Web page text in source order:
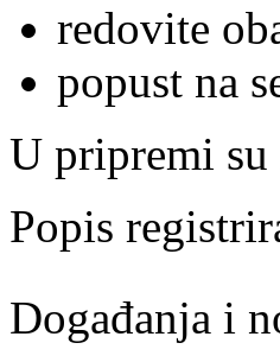
redovite
popust na
U pripremi
Popis
Događanja i